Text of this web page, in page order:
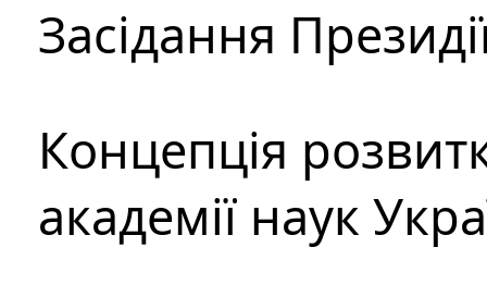
Засідання
Концепція
академії наук